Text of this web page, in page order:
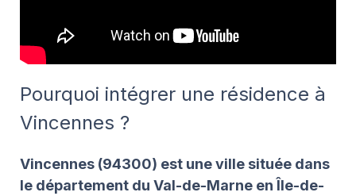
Pourquoi intégrer une résidence à
Vincennes ?
Vincennes (94300) est une ville située dans
le département du Val-de-Marne en Île-de-